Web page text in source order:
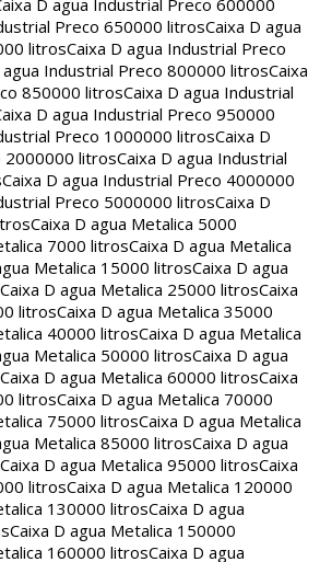
D agua Industrial Preco 600000
Preco 650000 litrosCaixa D agua
litrosCaixa D agua Industrial Preco
agua Industrial Preco 800000 litrosCaixa
850000 litrosCaixa D agua Industrial
D agua Industrial Preco 950000
Preco 1000000 litrosCaixa D
2000000 litrosCaixa D agua Industrial
Caixa D agua Industrial Preco 4000000
Preco 5000000 litrosCaixa D
Caixa D agua Metalica 5000
7000 litrosCaixa D agua Metalica
Metalica 15000 litrosCaixa D agua
Caixa D agua Metalica 25000 litrosCaixa
litrosCaixa D agua Metalica 35000
40000 litrosCaixa D agua Metalica
Metalica 50000 litrosCaixa D agua
Caixa D agua Metalica 60000 litrosCaixa
litrosCaixa D agua Metalica 70000
75000 litrosCaixa D agua Metalica
Metalica 85000 litrosCaixa D agua
Caixa D agua Metalica 95000 litrosCaixa
litrosCaixa D agua Metalica 120000
130000 litrosCaixa D agua
Caixa D agua Metalica 150000
160000 litrosCaixa D agua